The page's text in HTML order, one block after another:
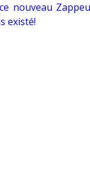
nouveau
existé!